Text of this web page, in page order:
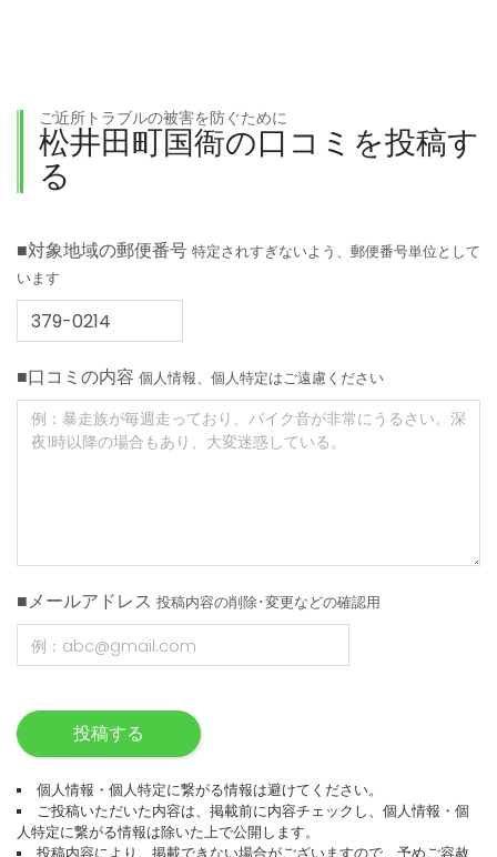
ご近所トラブルの被害を防ぐために
松井田町国衙の口コミを投稿す
る
■対象地域の郵便番号 特定されすぎないよう、郵便番号単位として
います
■口コミの内容 個人情報、個人特定はご遠慮ください
■メールアドレス 投稿内容の削除･変更などの確認用
投稿する
個人情報・個人特定に繋がる情報は避けてください。
ご投稿いただいた内容は、掲載前に内容チェックし、個人情報・個
人特定に繋がる情報は除いた上で公開します。
投稿内容により、掲載できない場合がございますので、予めご容赦